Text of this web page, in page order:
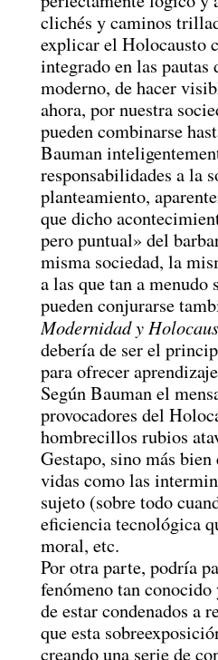
clichés y caminos
explicar el Holocausto
integrado en las
moderno, de hacer
ahora, por nuestra
pueden combinarse
Bauman
responsabilidades a la
planteamiento,
que dicho
pero puntual» del
misma sociedad, la
a las que tan a menudo
pueden conjurarse
Modernidad y
debería de ser el
para ofrecer
Según Bauman el
provocadores del
hombrecillos rubios
Gestapo, sino más bien
vidas como las
sujeto (sobre todo
eficiencia tecnológica
moral, etc.
Por otra parte, podría
fenómeno tan
de estar condenados a
que esta
creando una serie de